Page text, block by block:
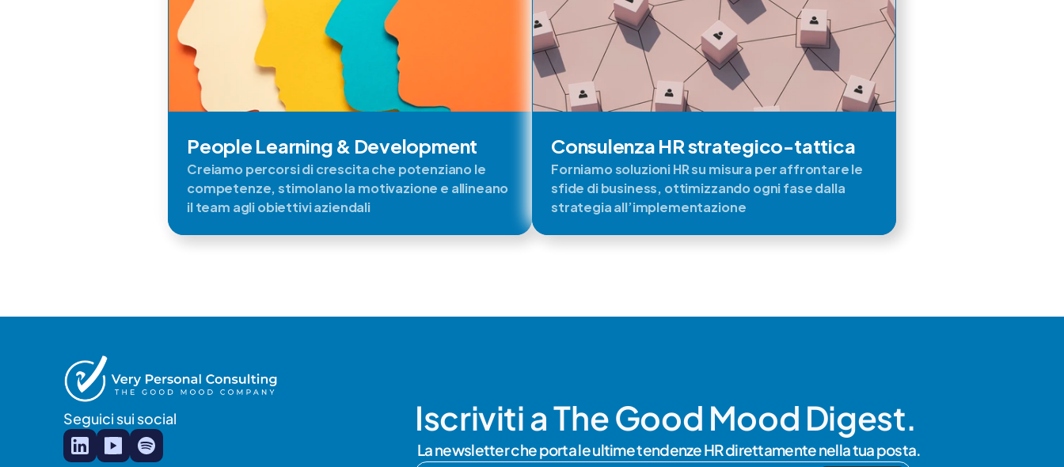
People Learning & Development
Creiamo percorsi di crescita che potenziano le
competenze, stimolano la motivazione e allineano
il team agli obiettivi aziendali
Consulenza HR strategico-tattica
Forniamo soluzioni HR su misura per affrontare le
sfide di business, ottimizzando ogni fase dalla
strategia all’implementazione
Seguici sui social Iscriviti a The Good Mood Digest.
La newsletter che porta le ultime tendenze HR direttamente nella tua posta.